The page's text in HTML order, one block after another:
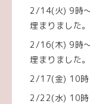
2/14(火) 9時
埋まりました
2/16(木) 9時
埋まりました
2/17(金) 10時
2/22(水) 10時